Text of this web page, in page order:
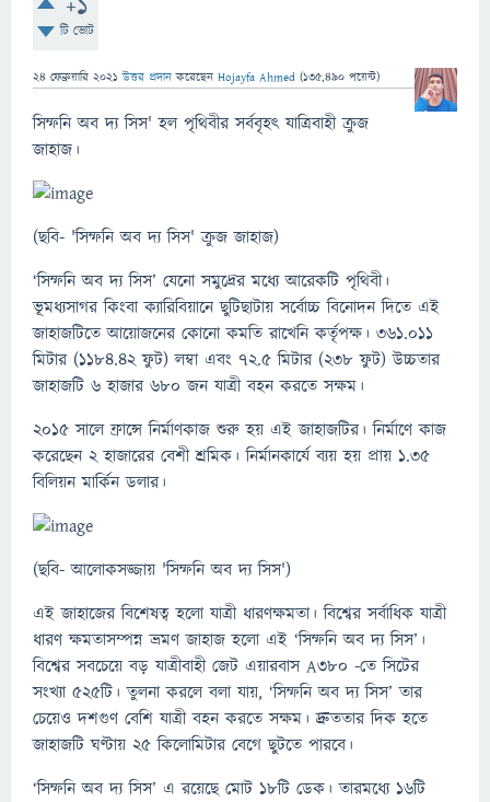
টি ভোট
24 ফেব্রুয়ারি 2021 উত্তর প্রদান করেছেন Hojayfa Ahmed (135,490 পয়েন্ট)
সিম্ফনি অব দ্য সিস' হল পৃথিবীর সর্ববৃহৎ যাত্রিবাহী ক্রুজ
জাহাজ।
(ছবি- 'সিম্ফনি অব দ্য সিস' ক্রুজ জাহাজ)
‘সিম্ফনি অব দ্য সিস’ যেনো সমুদ্রের মধ্যে আরেকটি পৃথিবী।
ভূমধ্যসাগর কিংবা ক্যারিবিয়ানে ছুটিছাটায় সর্বোচ্চ বিনোদন দিতে এই
জাহাজটিতে অ‍ায়োজনের কোনো কমতি রাখেনি কর্তৃপক্ষ। ৩৬১.০১১
মিটার (১১৮৪.৪২ ফুট) লম্বা এবং ৭২.৫ মিটার (২৩৮ ফুট) উচ্চতার
জাহাজটি ৬ হাজার ৬৮০ জন যাত্রী বহন করতে সক্ষম।
২০১৫ সালে ফ্রান্সে নির্মাণকাজ শুরু হয় এই জাহাজটির। নির্মাণে কাজ
করেছেন ২ হাজারের বেশী শ্রমিক। নির্মানকার্যে ব্যয় হয় প্রায় ১.৩৫
বিলিয়ন মার্কিন ডলার।
(ছবি- আলোকসজ্জায় 'সিম্ফনি অব দ্য সিস')
এই জাহাজের বিশেষত্ব হলো যাত্রী ধারণক্ষমতা। বিশ্বের সর্বাধিক যাত্রী
ধারণ ক্ষমতাসম্পন্ন ভ্রমণ জাহাজ হলো এই ‘সিম্ফনি অব দ্য সিস’।
বিশ্বের সবচেয়ে বড় যাত্রীবাহী জেট এয়ারবাস A380 -তে সিটের
সংখ্যা ৫২৫টি। তুলনা করলে বলা যায়, ‘সিম্ফনি অব দ্য সিস’ তার
চেয়েও দশগুণ বেশি যাত্রী বহন করতে সক্ষম। দ্রুততার দিক হতে
জাহাজটি ঘণ্টায় ২৫ কিলোমিটার বেগে ছুটতে পারবে।
‘সিম্ফনি অব দ্য সিস’ এ রয়েছে মোট ১৮টি ডেক। তারমধ্যে ১৬টি